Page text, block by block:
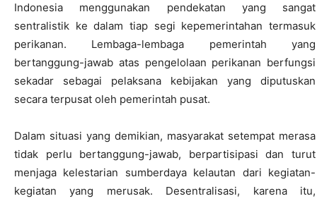
Indonesia menggunakan pendekatan yang sangat
sentralistik ke dalam tiap segi kepemerintahan termasuk
perikanan. Lembaga-lembaga pemerintah yang
bertanggung-jawab atas pengelolaan perikanan berfungsi
sekadar sebagai pelaksana kebijakan yang diputuskan
secara terpusat oleh pemerintah pusat.
Dalam situasi yang demikian, masyarakat setempat merasa
tidak perlu bertanggung-jawab, berpartisipasi dan turut
menjaga kelestarian sumberdaya kelautan dari kegiatan-
kegiatan yang merusak. Desentralisasi, karena itu,